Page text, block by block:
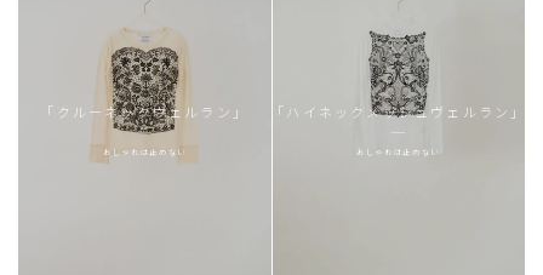
「クルーネックヴェルラン」
おしゃれは止めない
「ハイネックメッシュヴェルラン」
おしゃれは止めない